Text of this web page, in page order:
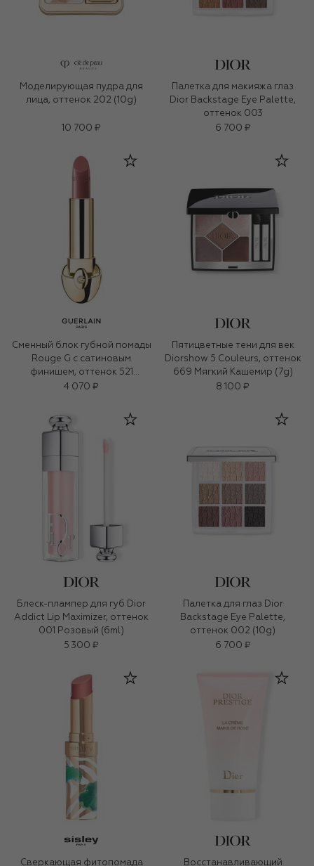
Моделирующая пудра для
лица, оттенок 202 (10g)
10 700 ₽
Палетка для макияжа глаз
Dior Backstage Eye Palette,
оттенок 003
6 700 ₽
Сменный блок губной помады
Rouge G с сатиновым
финишем, оттенок 521
Нежный розовый (3,5g)
4 070 ₽
Пятицветные тени для век
Diorshow 5 Couleurs, оттенок
669 Мягкий Кашемир (7g)
8 100 ₽
Блеск-плампер для губ Dior
Addict Lip Maximizer, оттенок
001 Розовый (6ml)
5 300 ₽
Палетка для глаз Dior
Backstage Eye Palette,
оттенок 002 (10g)
6 700 ₽
Сверкающая фитопомада Восстанавливающий